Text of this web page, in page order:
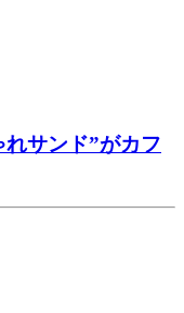
れサンド”がカフ